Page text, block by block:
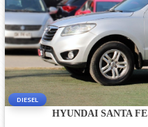
DIESEL
HYUNDAI SANTA FE